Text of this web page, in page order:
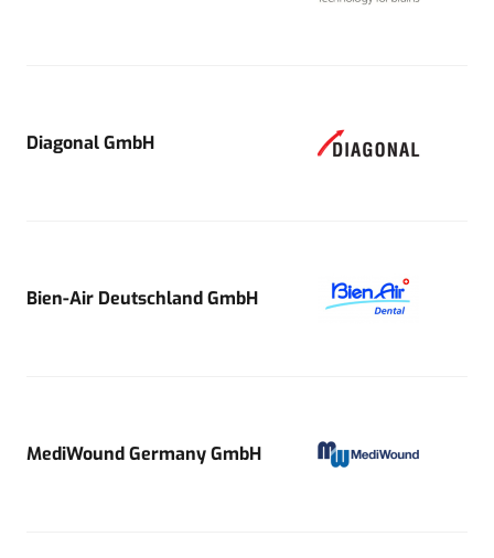
Diagonal GmbH
Bien-Air Deutschland GmbH
MediWound Germany GmbH